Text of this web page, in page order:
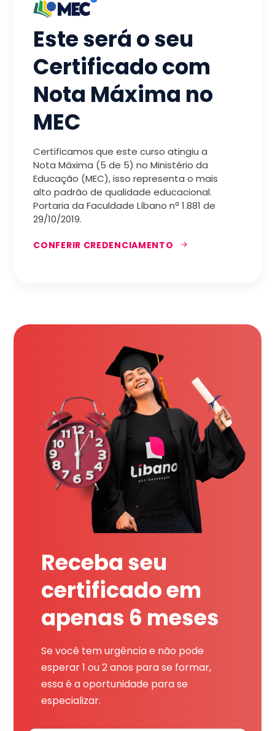
Este será o seu
Certificado com
Nota Máxima no
MEC
Certificamos que este curso atingiu a
Nota Máxima (5 de 5) no Ministério da
Educação (MEC), isso representa o mais
alto padrão de qualidade educacional.
Portaria da Faculdade Líbano nª 1.881 de
29/10/2019.
CONFERIR CREDENCIAMENTO
Receba seu
certificado em
apenas 6 meses
Se você tem urgência e não pode
esperar 1 ou 2 anos para se formar,
essa é a oportunidade para se
especializar.